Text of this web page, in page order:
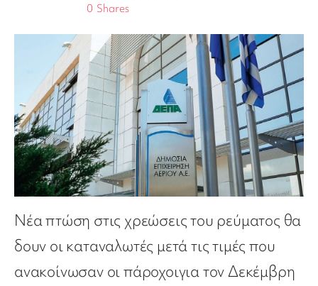
Shares
0
Νέα πτώση στις χρεώσεις του ρεύματος θα
δουν οι καταναλωτές μετά τις τιμές που
ανακοίνωσαν οιπάροχοιγια τον Δεκέμβρη